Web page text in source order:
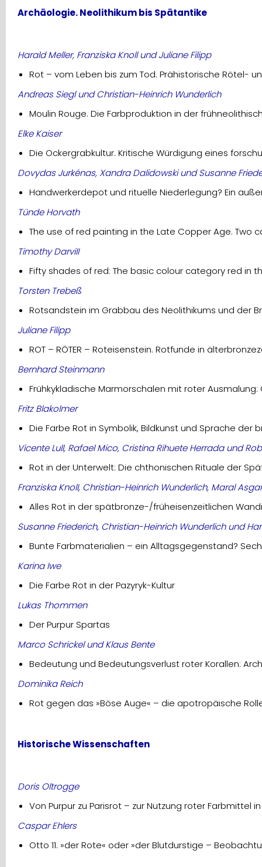
Archäologie. Neolithikum bis Spätantike
Harald Meller, Franziska Knoll und Juliane Filipp
Rot – vom Leben bis zum Tod. Prähistorische Rötel-
Andreas Siegl und Christian-Heinrich Wunderlich
Moulin Rouge. Die Farbproduktion in der
Elke Kaiser
Die Ockergrabkultur. Kritische Würdigung eines
Dovydas Jurkénas, Xandra Dalidowski und Susanne
Handwerkerdepot und rituelle Niederlegung? Ein
Tünde Horvath
The use of red painting in the Late Copper Age. Two
Timothy DarviII
Fifty shades of red: The basic colour category red in
Torsten Trebeß
Rotsandstein im Grabbau des Neolithikums und der
Juliane Filipp
ROT – RÖTER – Roteisenstein. Rotfunde in
Bernhard Steinmann
Frühkykladische Marmorschalen mit roter
Fritz Blakolmer
Die Farbe Rot in Symbolik, Bildkunst und Sprache der
Vicente Lull, Rafael Mico, Cristina Rihuete Herrada und
Rot in der Unterwelt: Die chthonischen Rituale der
Franziska KnolI, Christian-Heinrich Wunderlich, Maral
Alles Rot in der spätbronze-/früheisenzeitlichen
Susanne Friederich, Christian-Heinrich Wunderlich und
Bunte Farbmaterialien – ein Alltagsgegenstand?
Karina Iwe
Die Farbe Rot in der Pazyryk-Kultur
Lukas Thommen
Der Purpur Spartas
Marco Schrickel und Klaus Bente
Bedeutung und Bedeutungsverlust roter Korallen:
Dominika Reich
Rot gegen das »Böse Auge« – die apotropäische
Historische Wissenschaften
Doris Oltrogge
Von Purpur zu Parisrot – zur Nutzung roter Farbmittel
Caspar Ehlers
Otto 11. »der Rote« oder »der Blutdurstige –